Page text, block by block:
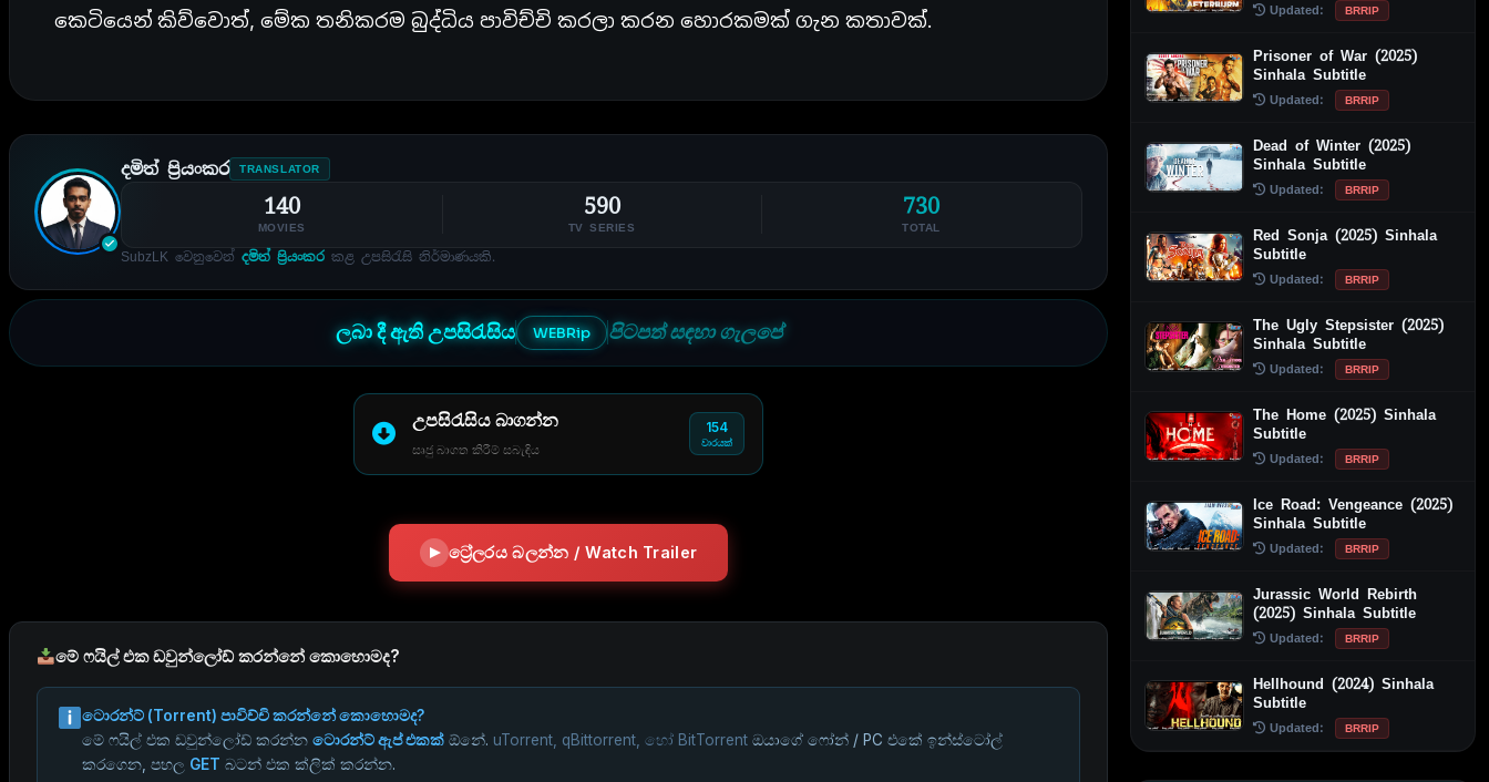
කෙටියෙන් කිව්වොත්, මේක තනිකරම බුද්ධිය පාවිච්චි කරලා කරන හොරකමක් ගැන කතාවක්.
දමිත් ප්‍රියංකර TRANSLATOR
140
MOVIES
590
TV SERIES
730
TOTAL
SubzLK වෙනුවෙන් දමිත් ප්‍රියංකර කළ උපසිරැසි නිර්මාණයකි.
ලබා දී ඇති උපසිරැසිය WEBRip පිටපත් සඳහා ගැලපේ
උපසිරැසිය බාගන්න
සෘජු බාගත කිරීම් සබැඳිය
154
වාරයක්
ට්‍රේලරය බලන්න / Watch Trailer
මේ ෆයිල් එක ඩවුන්ලෝඩ් කරන්නේ කොහොමද?
ටොරන්ට් (Torrent) පාවිච්චි කරන්නේ කොහොමද?
මේ ෆයිල් එක ඩවුන්ලෝඩ් කරන්නටොරන්ට් ඇප් එකක් ඕනේ. uTorrent, qBittorrent, හෝ BitTorrent ඔයාගේ ෆෝන් / PC එකේ ඉන්ස්ටෝල්
කරගෙන, පහල GET බටන් එක ක්ලික් කරන්න.
Updated: BRRIP
Prisoner of War (2025)
Sinhala Subtitle
Updated: BRRIP
Dead of Winter (2025)
Sinhala Subtitle
Updated: BRRIP
Red Sonja (2025) Sinhala
Subtitle
Updated: BRRIP
The Ugly Stepsister (2025)
Sinhala Subtitle
Updated: BRRIP
The Home (2025) Sinhala
Subtitle
Updated: BRRIP
Ice Road: Vengeance (2025)
Sinhala Subtitle
Updated: BRRIP
Jurassic World Rebirth
(2025) Sinhala Subtitle
Updated: BRRIP
Hellhound (2024) Sinhala
Subtitle
Updated: BRRIP